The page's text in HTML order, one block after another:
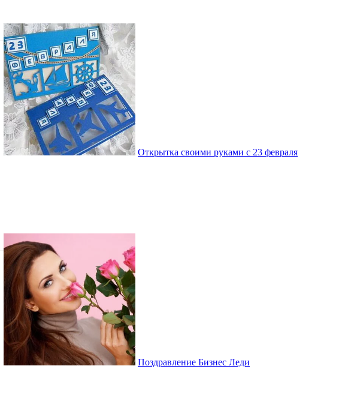
Открытка своими руками с 23 февраля
Поздравление Бизнес Леди